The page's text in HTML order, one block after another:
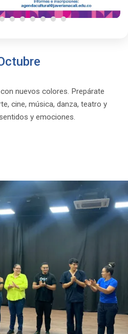
nuevos colores. Prepárate
cine, música, danza, teatro y
y emociones.